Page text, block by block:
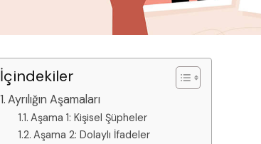
İçindekiler
Ayrılığın Aşamaları
Aşama 1: Kişisel Şüpheler
Aşama 2: Dolaylı İfadeler